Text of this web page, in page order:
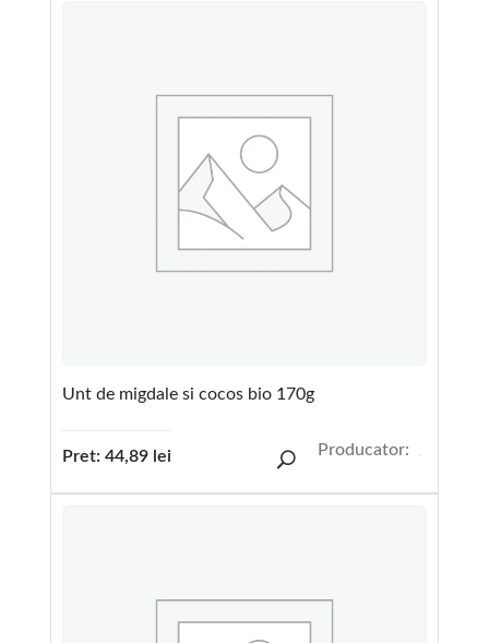
Unt de migdale si cocos bio 170g
Pret: 44,89 lei Producator: